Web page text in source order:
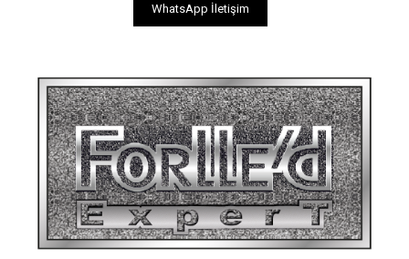
WhatsApp İletişim